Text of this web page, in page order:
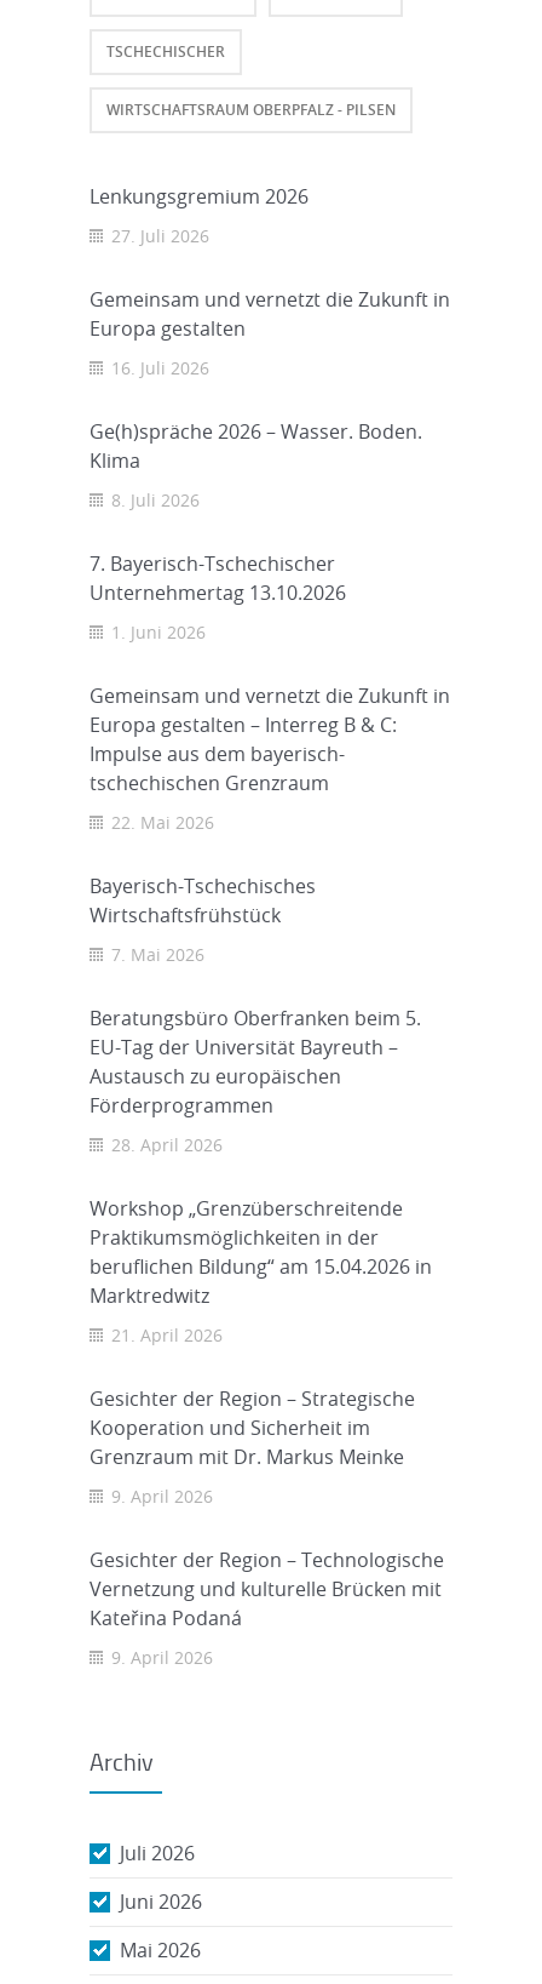
TSCHECHISCHER
WIRTSCHAFTSRAUM OBERPFALZ - PILSEN
Lenkungsgremium 2026
27. Juli 2026
Gemeinsam und vernetzt die Zukunft in
Europa gestalten
16. Juli 2026
Ge(h)spräche 2026 – Wasser. Boden.
Klima
8. Juli 2026
7. Bayerisch-Tschechischer
Unternehmertag 13.10.2026
1. Juni 2026
Gemeinsam und vernetzt die Zukunft in
Europa gestalten – Interreg B & C:
Impulse aus dem bayerisch-
tschechischen Grenzraum
22. Mai 2026
Bayerisch-Tschechisches
Wirtschaftsfrühstück
7. Mai 2026
Beratungsbüro Oberfranken beim 5.
EU-Tag der Universität Bayreuth –
Austausch zu europäischen
Förderprogrammen
28. April 2026
Workshop „Grenzüberschreitende
Praktikumsmöglichkeiten in der
beruflichen Bildung“ am 15.04.2026 in
Marktredwitz
21. April 2026
Gesichter der Region – Strategische
Kooperation und Sicherheit im
Grenzraum mit Dr. Markus Meinke
9. April 2026
Gesichter der Region – Technologische
Vernetzung und kulturelle Brücken mit
Kateřina Podaná
9. April 2026
Archiv
Juli 2026
Juni 2026
Mai 2026